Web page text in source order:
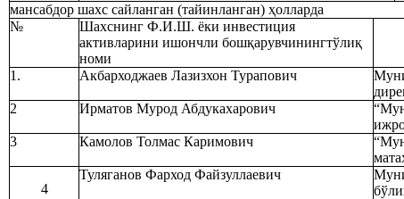
мансабдор шахс сайланган (тайинланган) ҳолларда
№
Шахснинг Ф.И.Ш. ёки инвестиция
активларини ишончли бошқарувчинингтўлиқ
номи
1. Акбарходжаев Лазизхон Турапович
2 Ирматов Мурод Абдукахарович
3 Камолов Толмас Каримович
4
Туляганов Фарход Файзуллаевич